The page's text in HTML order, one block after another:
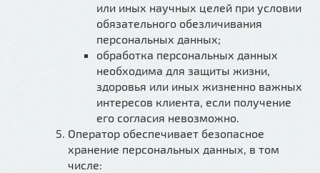
или иных научных целей при условии
обязательного обезличивания
персональных данных;
обработка персональных данных
необходима для защиты жизни,
здоровья или иных жизненно важных
интересов клиента, если получение
его согласия невозможно.
Оператор обеспечивает безопасное
хранение персональных данных, в том
числе: